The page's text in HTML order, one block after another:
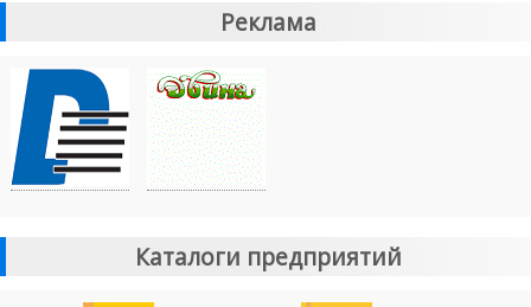
Реклама
Каталоги предприятий